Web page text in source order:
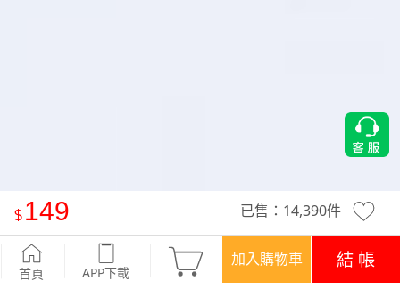
首頁 APP下載
加入購物車 結 帳
149 已售： 14,390件
抗菌‧透氣-Airyn 超彈力無痕內褲